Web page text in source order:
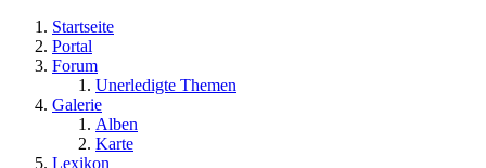
Startseite
Portal
Forum
Unerledigte Themen
Galerie
Alben
Karte
Lexikon